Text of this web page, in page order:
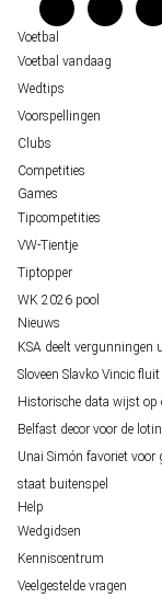
Over ons
Voetbal
Voetbal vandaag
Wedtips
Voorspellingen
Clubs
Competities
Games
Tipcompetities
VW-Tientje
Tiptopper
WK 2026 pool
Nieuws
KSA deelt vergunningen
Sloveen Slavko Vincic
Historische data wijst op
Belfast decor voor de
Unai Simón favoriet
staat buitenspel
Help
Wedgidsen
Kenniscentrum
Veelgestelde vragen